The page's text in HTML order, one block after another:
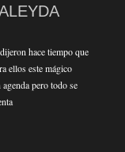
hace tiempo que
ellos este mágico
pero todo se